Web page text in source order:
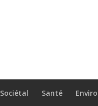
Sociétal Santé